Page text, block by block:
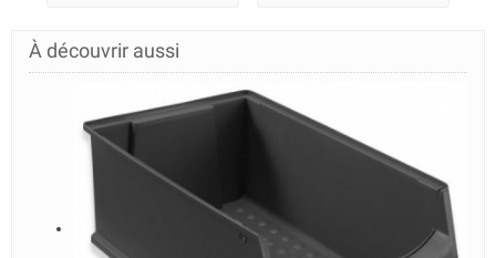
À découvrir aussi